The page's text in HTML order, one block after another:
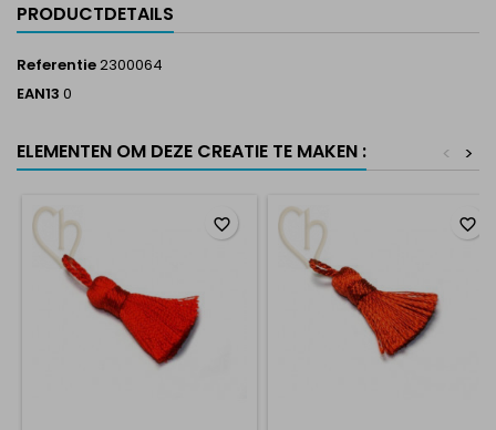
PRODUCTDETAILS
Referentie2300064
EAN13 0
ELEMENTEN OM DEZE CREATIE TE MAKEN : >
<
favorite_border favorite_border